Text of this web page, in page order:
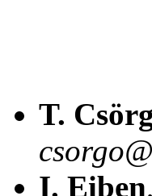
T.
I. Eiben